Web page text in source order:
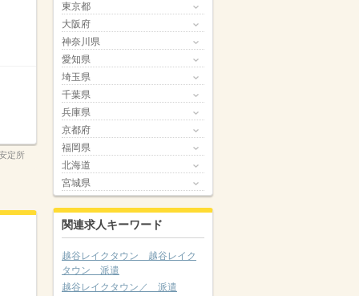
定所
東京都
大阪府
神奈川県
愛知県
埼玉県
千葉県
兵庫県
京都府
福岡県
北海道
宮城県
関連求人キーワード
越谷レイクタウン 越谷レイク
タウン 派遣
越谷レイクタウン／ 派遣